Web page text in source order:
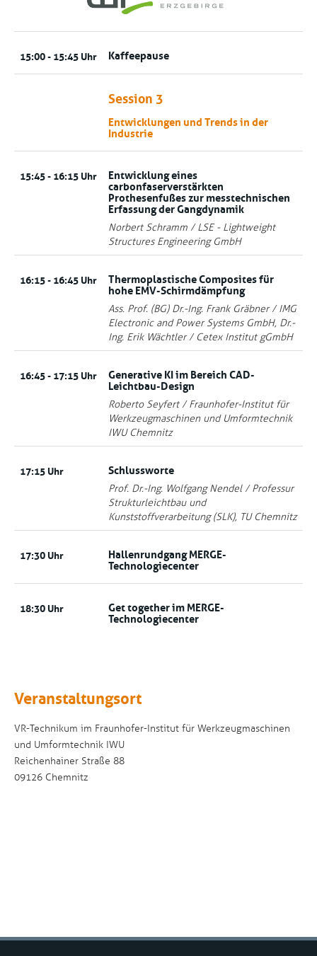
15:00 - 15:45 Uhr Kaffeepause
Session 3
Entwicklungen und Trends in der
Industrie
15:45 - 16:15 Uhr Entwicklung eines
carbonfaserverstärkten
Prothesenfußes zur messtechnischen
Erfassung der Gangdynamik
Norbert Schramm / LSE - Lightweight
Structures Engineering GmbH
16:15 - 16:45 Uhr Thermoplastische Composites für
hohe EMV-Schirmdämpfung
Ass. Prof. (BG) Dr.-Ing. Frank Gräbner / IMG
Electronic and Power Systems GmbH, Dr.-
Ing. Erik Wächtler / Cetex Institut gGmbH
16:45 - 17:15 Uhr Generative KI im Bereich CAD-
Leichtbau-Design
Roberto Seyfert / Fraunhofer-Institut für
Werkzeugmaschinen und Umformtechnik
IWU Chemnitz
17:15 Uhr Schlussworte
Prof. Dr.-Ing. Wolfgang Nendel / Professur
Strukturleichtbau und
Kunststoffverarbeitung (SLK), TU Chemnitz
17:30 Uhr Hallenrundgang MERGE-
Technologiecenter
18:30 Uhr Get together im MERGE-
Technologiecenter
Veranstaltungsort
VR-Technikum im Fraunhofer-Institut für Werkzeugmaschinen
und Umformtechnik IWU
Reichenhainer Straße 88
09126 Chemnitz